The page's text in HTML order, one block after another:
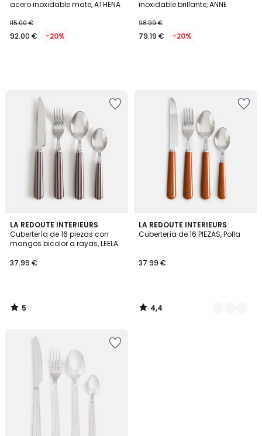
acero inoxidable mate, ATHENA
115.00 €
92.00 € -20%
inoxidable brillante, ANNE
98.99 €
79.19 € -20%
LA REDOUTE INTERIEURS
Cubertería de 16 piezas con
mangos bicolor a rayas, LEELA
37.99 €
5
/
5
5
/
LA REDOUTE INTERIEURS
Cubertería de 16 PIEZAS, Polla
37.99 €
4,4
/ 5
2
Colores
4,4
/